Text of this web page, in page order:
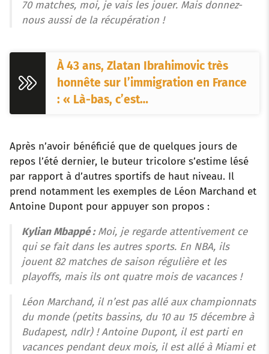
70 matches, moi, je vais les jouer. Mais donnez-
nous aussi de la récupération !
À 43 ans, Zlatan Ibrahimovic très
honnête sur l’immigration en France
: « Là-bas, c’est…
Après n’avoir bénéficié que de quelques jours de
repos l’été dernier, le buteur tricolore s’estime lésé
par rapport à d’autres sportifs de haut niveau. Il
prend notamment les exemples de Léon Marchand et
Antoine Dupont pour appuyer son propos :
Kylian Mbappé :Moi, je regarde attentivement ce
qui se fait dans les autres sports. En NBA, ils
jouent 82 matches de saison régulière et les
playoffs, mais ils ont quatre mois de vacances !
Léon Marchand, il n’est pas allé aux championnats
du monde (petits bassins, du 10 au 15 décembre à
Budapest, ndlr) ! Antoine Dupont, il est parti en
vacances pendant deux mois, il est allé à Miami et